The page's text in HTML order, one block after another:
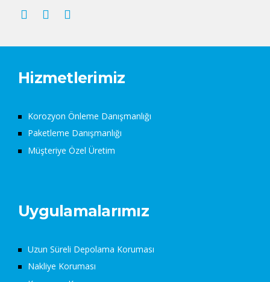
Hizmetlerimiz
Korozyon Önleme Danışmanlığı
Paketleme Danışmanlığı
Müşteriye Özel Üretim
Uygulamalarımız
Uzun Süreli Depolama Koruması
Nakliye Koruması